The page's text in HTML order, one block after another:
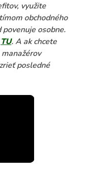
využite
obchodného
osobne.
TU. A ak chcete
posledné